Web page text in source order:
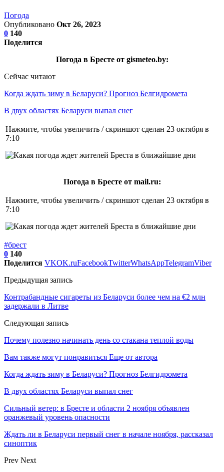
Погода
Опубликовано Окт 26, 2023
0 140
Поделится
Погода в Бресте от gismeteo.by:
Сейчас читают
Когда ждать зиму в Беларуси? Прогноз Белгидромета
В двух областях Беларуси выпал снег
Нажмите, чтобы увеличить / скриншот сделан 23 октября в
7:10
Погода в Бресте от mail.ru:
Нажмите, чтобы увеличить / скриншот сделан 23 октября в
7:10
#брест
0 140
Поделится VKOK.ruFacebookTwitterWhatsAppTelegramViber
Предыдущая запись
Контрабандные сигареты из Беларуси более чем на €2 млн
задержали в Литве
Следующая запись
Почему полезно начинать день со стакана теплой воды
Вам также могут понравиться Еще от автора
Когда ждать зиму в Беларуси? Прогноз Белгидромета
В двух областях Беларуси выпал снег
Сильный ветер: в Бресте и области 2 ноября объявлен
оранжевый уровень опасности
Ждать ли в Беларуси первый снег в начале ноября, рассказал
синоптик
Prev Next